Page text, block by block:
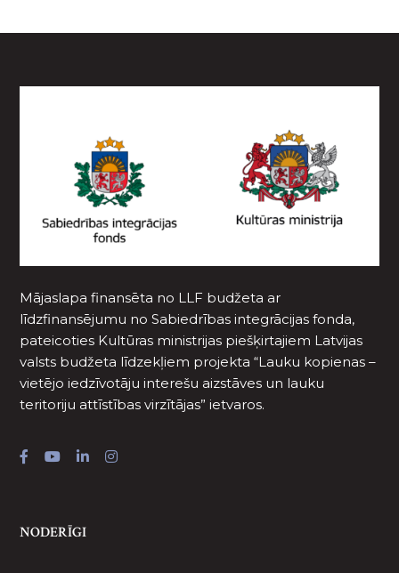
Mājaslapa finansēta no LLF budžeta ar
līdzfinansējumu no Sabiedrības integrācijas fonda,
pateicoties Kultūras ministrijas piešķirtajiem Latvijas
valsts budžeta līdzekļiem projekta “Lauku kopienas –
vietējo iedzīvotāju interešu aizstāves un lauku
teritoriju attīstības virzītājas” ietvaros.
NODERĪGI